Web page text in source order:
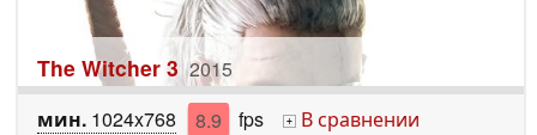
The Witcher 3 2015
мин. 1024x768 8.9 fps +
В сравнении